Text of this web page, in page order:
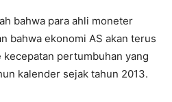
bahwa para ahli moneter
bahwa ekonomi AS akan terus
pertumbuhan yang
kalender sejak tahun 2013.